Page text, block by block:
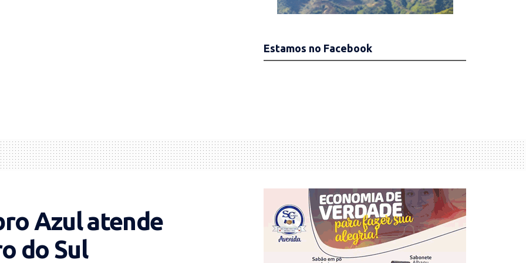
Estamos no Facebook
Azul atende
do Sul